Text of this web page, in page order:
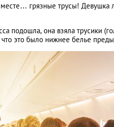
грязные трусы! Девушка
подошла, она взяла трусики
это было нижнее белье